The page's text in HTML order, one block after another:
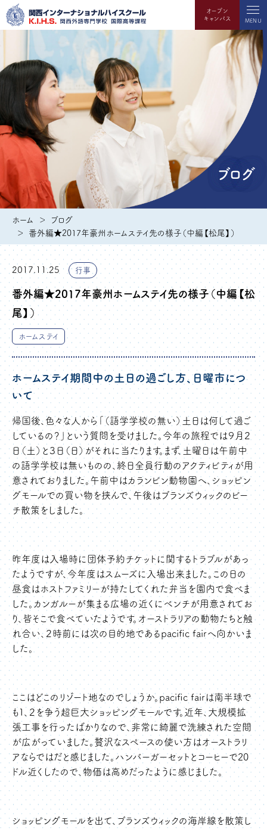
オープン
キャンパス
MENU
ブログ
ホーム
ブログ
番外編★2017年豪州ホームステイ先の様子（中編【松尾】）
2017.11.25 行事
番外編★2017年豪州ホームステイ先の様子（中編【松
尾】）
ホームステイ
ホームステイ期間中の土日の過ごし方、日曜市につ
いて
帰国後、色々な人から「（語学学校の無い）土日は何して過ご
しているの？」という質問を受けました。今年の旅程では９月２
日（土）と３日（日）がそれに当たります。まず、土曜日は午前中
の語学学校は無いものの、終日全員行動のアクティビティが用
意されておりました。午前中はカランビン動物園へ、ショッピン
グモールでの買い物を挟んで、午後はブランズウィックのビー
チ散策をしました。
昨年度は入場時に団体予約チケットに関するトラブルがあっ
たようですが、今年度はスムーズに入場出来ました。この日の
昼食はホストファミリーが持たしてくれた弁当を園内で食べま
した。カンガルーが集まる広場の近くにベンチが用意されてお
り、皆そこで食べていたようです。オーストラリアの動物たちと触
れ合い、２時前には次の目的地であるpacific fairへ向かいま
した。
ここはどこのリゾート地なのでしょうか。pacific fairは南半球で
も１、２を争う超巨大ショッピングモールです。近年、大規模拡
張工事を行ったばかりなので、非常に綺麗で洗練された空間
が広がっていました。贅沢なスペースの使い方はオーストラリ
アならではだと感じました。ハンバーガーセットとコーヒーで20
ドル近くしたので、物価は高めだったように感じました。
ショッピングモールを出て、ブランズウィックの海岸線を散策し